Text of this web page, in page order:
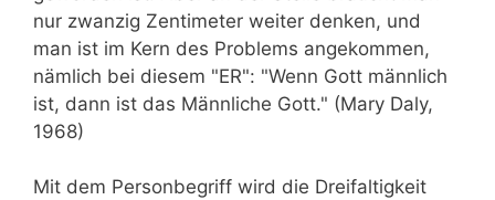
nur zwanzig Zentimeter weiter denken, und
man ist im Kern des Problems angekommen,
nämlich bei diesem "ER": "Wenn Gott männlich
ist, dann ist das Männliche Gott." (Mary Daly,
1968)
Mit dem Personbegriff wird die Dreifaltigkeit